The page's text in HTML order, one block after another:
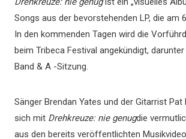
Songs aus der bevorstehenden LP, die am
In den kommenden Tagen wird die
beim Tribeca Festival angekündigt,
Band & A -Sitzung.
Sänger Brendan Yates und der Gitarrist
sich mit Drehkreuze: nie genugdie
aus den bereits veröffentlichten